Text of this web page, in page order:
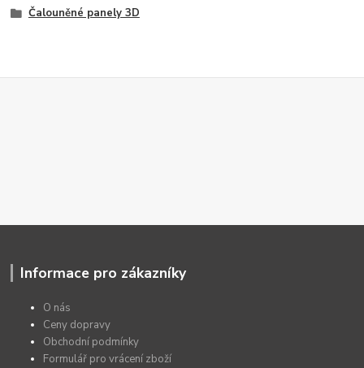
Čalouněné panely 3D
Informace pro zákazníky
O nás
Ceny dopravy
Obchodní podmínky
Formulář pro vrácení zboží